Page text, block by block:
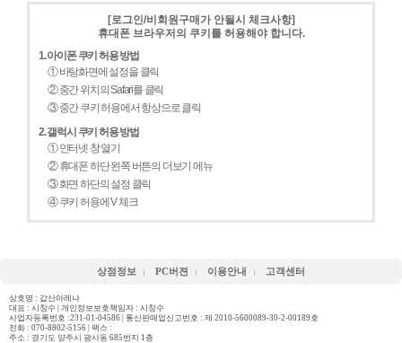
[로그인/비회원구매가 안될시 체크사항]
휴대폰 브라우저의 쿠키를 허용해야 합니다.
1. 아이폰 쿠키 허용 방법
① 바탕화면에 설정을 클릭
② 중간 위치의 Safari를 클릭
③ 중간 쿠키 허용에서 항상으로 클릭
2. 갤럭시 쿠키 허용 방법
① 인터넷 창 열기
② 휴대폰 하단 왼쪽 버튼의 더보기 메뉴
③ 화면 하단의 설정 클릭
④ 쿠키 허용에 V 체크
상점정보 PC버젼 이용안내 고객센터
상호명 : 갑산아레나
대표 : 시창수 | 개인정보보호책임자 : 시창수
사업자등록번호 :231-01-04586 | 통신판매업신고번호 : 제 2010-5600089-30-2-00189호
전화 : 070-8802-5156 | 팩스 :
주소 : 경기도 양주시 광사동 685번지 1층